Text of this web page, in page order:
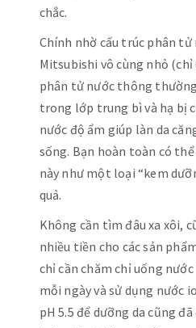
chắc.
Chính nhờ cấu trúc phân tử
Mitsubishi vô cùng nhỏ
phân tử nước thông
trong lớp trung bì và hạ bị
nước độ ẩm giúp làn da
sống. Bạn hoàn toàn có
này như một loại “kem
quả.
Không cần tìm đâu xa xôi,
nhiều tiền cho các sản
chỉ cần chăm chỉ uống
mỗi ngày và sử dụng nước
pH 5.5 để dưỡng da cũng